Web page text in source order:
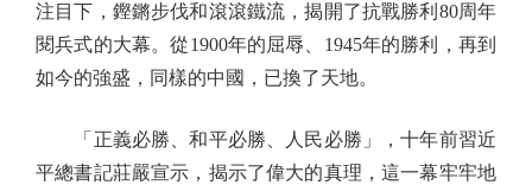
注目下，鏗鏘步伐和滾滾鐵流，揭開了抗戰勝利80周年
閱兵式的大幕。從1900年的屈辱、1945年的勝利，再到
如今的強盛，同樣的中國，已換了天地。
「正義必勝、和平必勝、人民必勝」，十年前習近
平總書記莊嚴宣示，揭示了偉大的真理，這一幕牢牢地